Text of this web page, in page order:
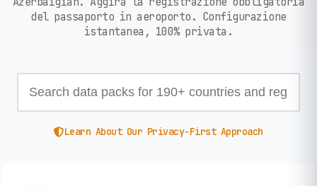
del passaporto in aeroporto. Configurazione
istantanea, 100% privata.
Learn About Our Privacy-First Approach